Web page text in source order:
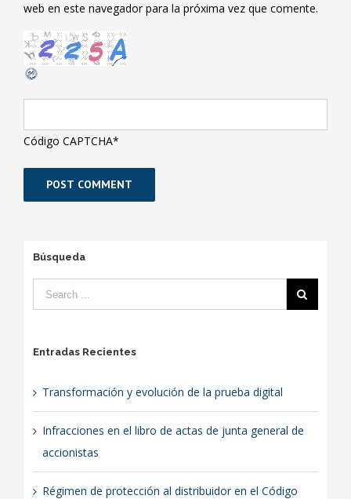
web en este navegador para la próxima vez que comente.
Código CAPTCHA*
Búsqueda
Entradas Recientes
Transformación y evolución de la prueba digital
Infracciones en el libro de actas de junta general de
accionistas
Régimen de protección al distribuidor en el Código